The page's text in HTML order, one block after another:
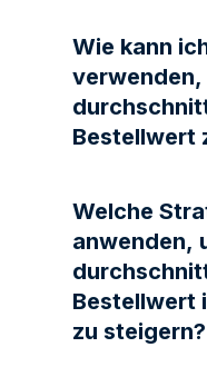
Wie kann
verwenden,
Bestellwert
Welche
anwenden,
Bestellwert
zu steigern?